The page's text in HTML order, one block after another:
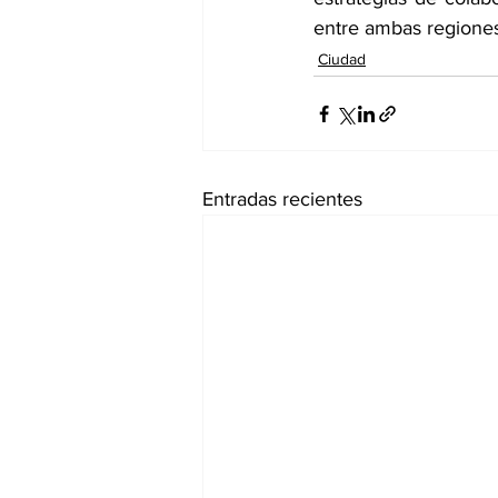
entre ambas
Ciudad
Entradas recientes